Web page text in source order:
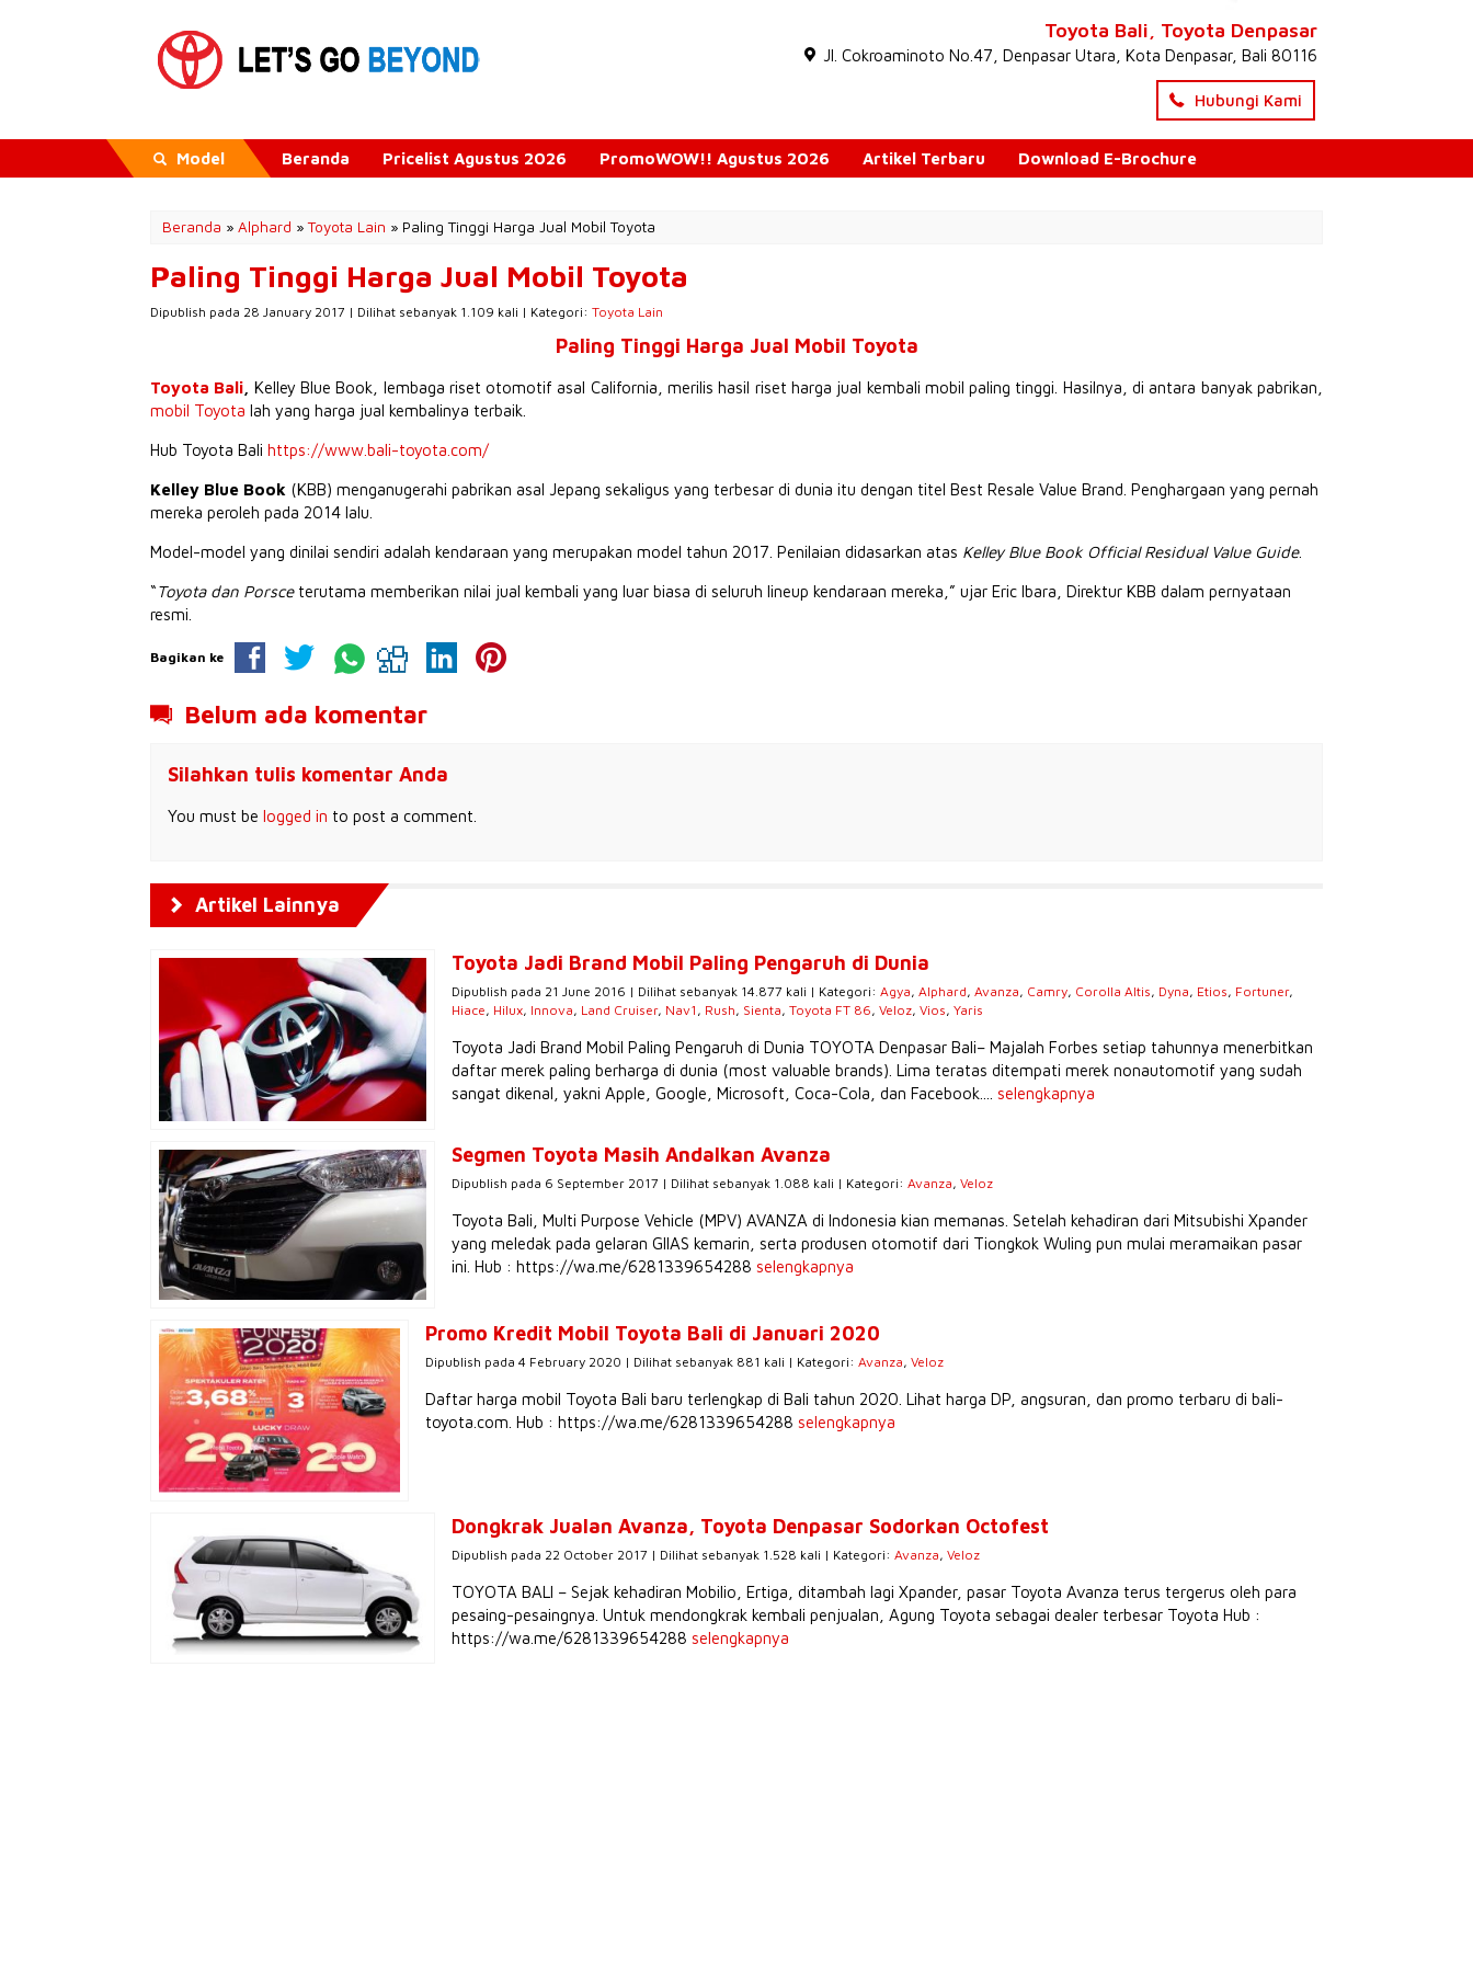
Toyota Bali, Toyota Denpasar
Jl. Cokroaminoto No.47, Denpasar Utara, Kota Denpasar, Bali 80116
Hubungi Kami
Model Beranda Pricelist Agustus 2026 PromoWOW!! Agustus 2026 Artikel Terbaru Download E-Brochure
Beranda » Alphard »Toyota Lain » Paling Tinggi Harga Jual Mobil Toyota
Paling Tinggi Harga Jual Mobil Toyota
Dipublish pada 28 January 2017 | Dilihat sebanyak 1.109 kali | Kategori: Toyota Lain
Paling Tinggi Harga Jual Mobil Toyota
Toyota Bali Kelley Blue Book, lembaga riset otomotif asal California, merilis hasil riset harga jual kembali mobil paling tinggi. Hasilnya, di antara banyak pabrikan,
mobil Toyota lah yang harga jual kembalinya terbaik.
Hub Toyota Bali https://www.bali-toyota.com/
Kelley Blue Book (KBB) menganugerahi pabrikan asal Jepang sekaligus yang terbesar di dunia itu dengan titel Best Resale Value Brand. Penghargaan yang pernah
mereka peroleh pada 2014 lalu.
Model-model yang dinilai sendiri adalah kendaraan yang merupakan model tahun 2017. Penilaian didasarkan atas Kelley Blue Book Official Residual Value Guide.
“Toyota dan Porsceterutama memberikan nilai jual kembali yang luar biasa di seluruh lineup kendaraan mereka,” ujar Eric Ibara, Direktur KBB dalam pernyataan
resmi.
Bagikan ke
Belum ada komentar
Silahkan tulis komentar Anda
You must be logged in to post a comment.
Artikel Lainnya
Toyota Jadi Brand Mobil Paling Pengaruh di Dunia
Dipublish pada 21 June 2016 | Dilihat sebanyak 14.877 kali | Kategori: Agya, Alphard, Avanza, Camry, Corolla Altis, Dyna, Etios, Fortuner,
Hiace, Hilux, Innova, Land Cruiser, Nav1 , Rush, Sienta, Toyota FT 86, Veloz, Vios, Yaris
Toyota Jadi Brand Mobil Paling Pengaruh di Dunia TOYOTA Denpasar Bali– Majalah Forbes setiap tahunnya menerbitkan
daftar merek paling berharga di dunia (most valuable brands). Lima teratas ditempati merek nonautomotif yang sudah
sangat dikenal, yakni Apple, Google, Microsoft, Coca-Cola, dan Facebook.... selengkapnya
Segmen Toyota Masih Andalkan Avanza
Dipublish pada 6 September 2017 | Dilihat sebanyak 1.088 kali | Kategori: Avanza, Veloz
Toyota Bali, Multi Purpose Vehicle (MPV) AVANZA di Indonesia kian memanas. Setelah kehadiran dari Mitsubishi Xpander
yang meledak pada gelaran GIIAS kemarin, serta produsen otomotif dari Tiongkok Wuling pun mulai meramaikan pasar
ini. Hub : https://wa.me/6281339654288 selengkapnya
Promo Kredit Mobil Toyota Bali di Januari 2020
Dipublish pada 4 February 2020 | Dilihat sebanyak 881 kali | Kategori: Avanza, Veloz
Daftar harga mobil Toyota Bali baru terlengkap di Bali tahun 2020. Lihat harga DP, angsuran, dan promo terbaru di bali-
toyota.com. Hub : https://wa.me/6281339654288 selengkapnya
Dongkrak Jualan Avanza, Toyota Denpasar Sodorkan Octofest
Dipublish pada 22 October 2017 | Dilihat sebanyak 1.528 kali | Kategori: Avanza, Veloz
TOYOTA BALI – Sejak kehadiran Mobilio, Ertiga, ditambah lagi Xpander, pasar Toyota Avanza terus tergerus oleh para
pesaing-pesaingnya. Untuk mendongkrak kembali penjualan, Agung Toyota sebagai dealer terbesar Toyota Hub :
https://wa.me/6281339654288 selengkapnya